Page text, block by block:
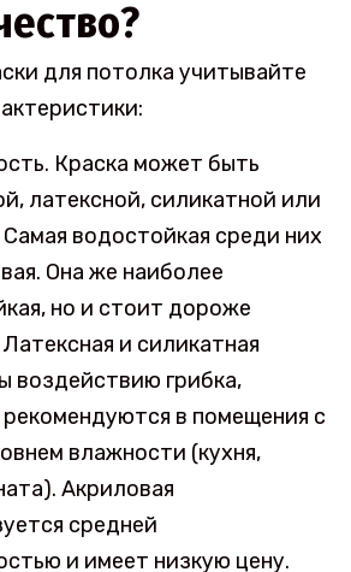
для потолка учитывайте
Краска может быть
латексной, силикатной или
водостойкая среди них
Она же наиболее
но и стоит дороже
и силикатная
воздействию грибка,
в помещения с
влажности (кухня,
Акриловая
средней
и имеет низкую цену.